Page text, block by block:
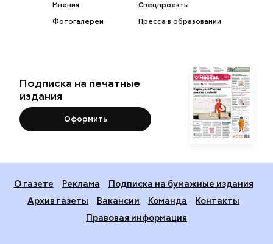
Мнения
Фотогалереи
Спецпроекты
Пресса в образовании
Подписка на печатные
издания
Оформить
О газете Реклама
Подписка на бумажные издания
Архив газеты
Вакансии Команда
Контакты
Правовая информация